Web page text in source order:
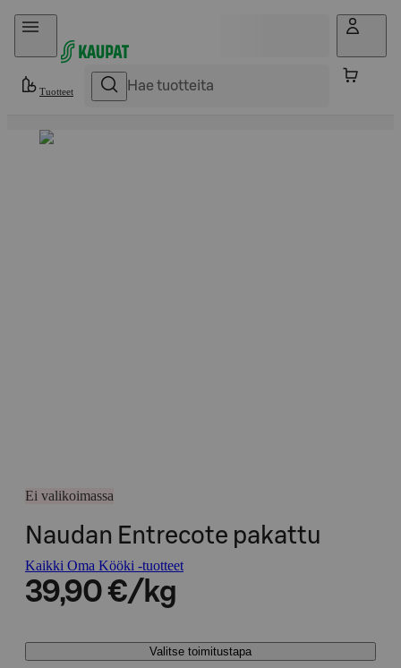
Hyppää sisältöön
Tuotteet
Ei valikoimassa
Naudan Entrecote pakattu
Kaikki Oma Kööki -tuotteet
39,90 €/kg
Valitse toimitustapa